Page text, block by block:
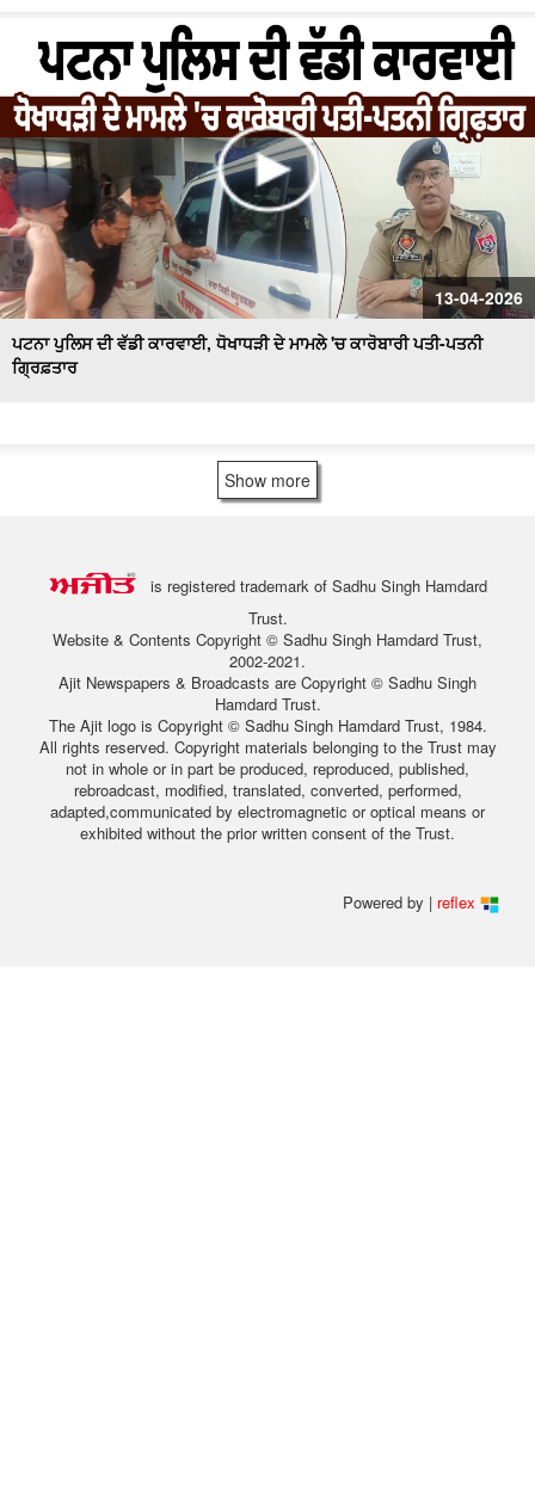
13-04-2026
ਪਟਨਾ ਪੁਲਿਸ ਦੀ ਵੱਡੀ ਕਾਰਵਾਈ, ਧੋਖਾਧੜੀ ਦੇ ਮਾਮਲੇ 'ਚ ਕਾਰੋਬਾਰੀ ਪਤੀ-ਪਤਨੀ
ਗ੍ਰਿਫ਼ਤਾਰ
Show more
is registered trademark of Sadhu Singh Hamdard
Trust.
Website & Contents Copyright © Sadhu Singh Hamdard Trust,
2002-2021.
Ajit Newspapers & Broadcasts are Copyright © Sadhu Singh
Hamdard Trust.
The Ajit logo is Copyright © Sadhu Singh Hamdard Trust, 1984.
All rights reserved. Copyright materials belonging to the Trust may
not in whole or in part be produced, reproduced, published,
rebroadcast, modified, translated, converted, performed,
adapted,communicated by electromagnetic or optical means or
exhibited without the prior written consent of the Trust.
Powered by | reflex